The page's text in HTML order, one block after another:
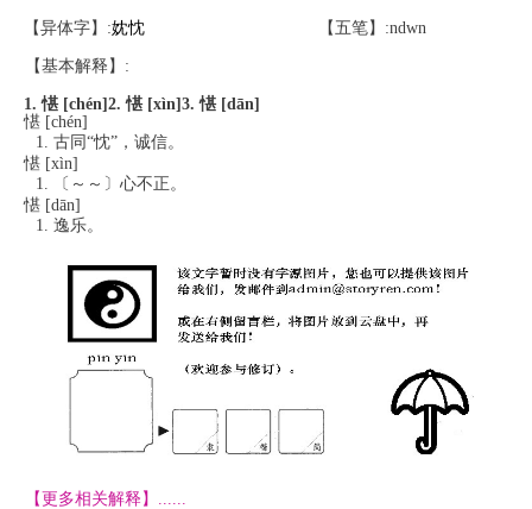
【异体字】:妉忱 【五笔】:ndwn
【基本解释】:
1. 愖 [chén] 2. 愖 [xìn] 3. 愖 [dān]
愖 [chén]
古同“忱”，诚信。
愖 [xìn]
〔～～〕心不正。
愖 [dān]
逸乐。
【更多相关解释】......